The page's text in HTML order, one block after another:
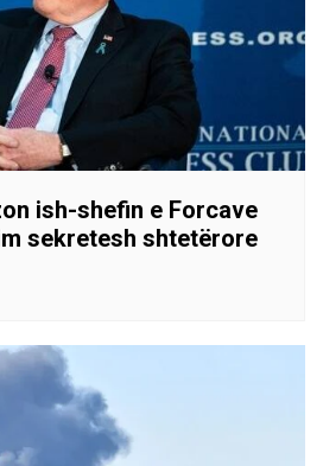
ish-shefin e Forcave
sekretesh shtetërore